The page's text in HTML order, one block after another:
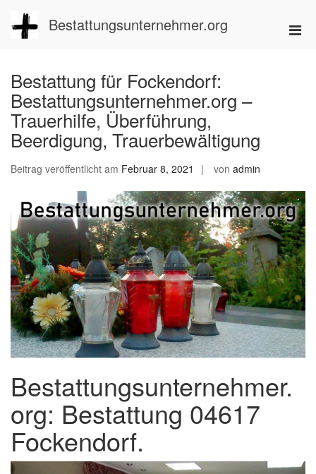
Inhalt
springen
Bestattungsunternehmer.org
Bestattung für Fockendorf:
Bestattungsunternehmer.org –
Trauerhilfe, Überführung,
Beerdigung, Trauerbewältigung
Beitrag veröffentlicht am Februar 8, 2021 von admin
Bestattungsunternehmer.
org: Bestattung 04617
Fockendorf.